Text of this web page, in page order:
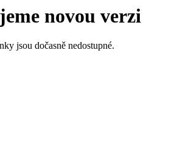
novou verzi
jsou dočasně nedostupné.